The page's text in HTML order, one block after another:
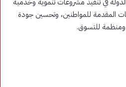
المقدمة للمواطنين، وتحسين جودة
ومنظمة للتسوق.